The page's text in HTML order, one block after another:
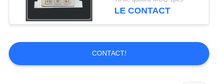
en métal excellente
LE CONTACT
CONTACT!